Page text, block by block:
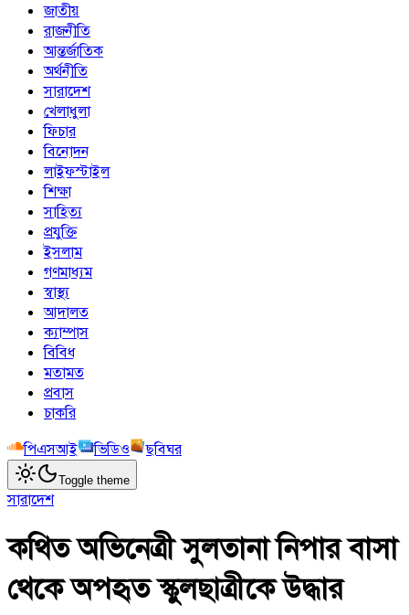
জাতীয়
রাজনীতি
আন্তর্জাতিক
অর্থনীতি
সারাদেশ
খেলাধুলা
ফিচার
বিনোদন
লাইফস্টাইল
শিক্ষা
সাহিত্য
প্রযুক্তি
ইসলাম
গণমাধ্যম
স্বাস্থ্য
আদালত
ক্যাম্পাস
বিবিধ
মতামত
প্রবাস
চাকরি
পিএসআই
ভিডিও ছবিঘর
Toggle theme
সারাদেশ
কথিত অভিনেত্রী সুলতানা নিপার বাসা
থেকে অপহৃত স্কুলছাত্রীকে উদ্ধার